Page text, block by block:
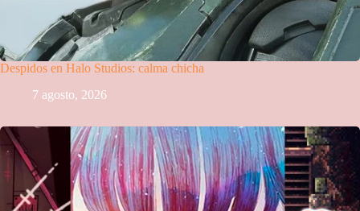
Despidos en Halo Studios: calma chicha
7 agosto, 2026